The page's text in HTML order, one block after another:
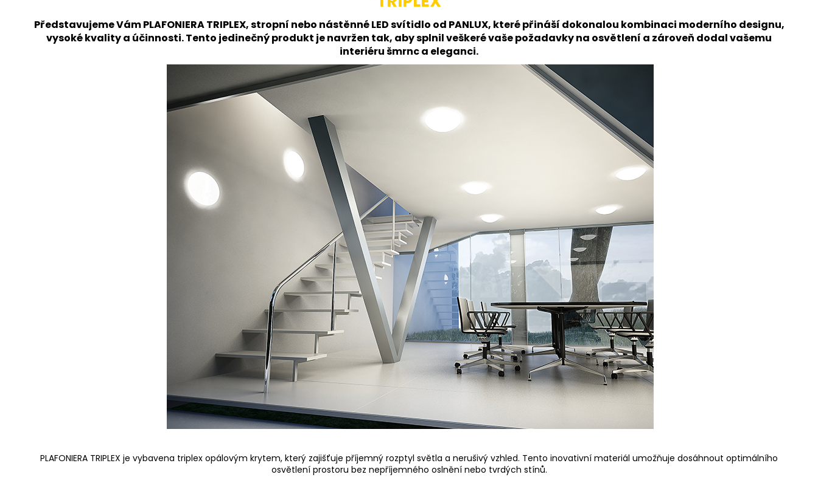
Představujeme Vám PLAFONIERA TRIPLEX, stropní nebo nástěnné LED svítidlo od PANLUX, které přináší dokonalou kombinaci moderního designu,
vysoké kvality a účinnosti. Tento jedinečný produkt je navržen tak, aby splnil veškeré vaše požadavky na osvětlení a zároveň dodal vašemu
interiéru šmrnc a eleganci.
PLAFONIERA TRIPLEX je vybavena triplex opálovým krytem, který zajišťuje příjemný rozptyl světla a nerušivý vzhled. Tento inovativní materiál umožňuje dosáhnout optimálního
osvětlení prostoru bez nepříjemného oslnění nebo tvrdých stínů.